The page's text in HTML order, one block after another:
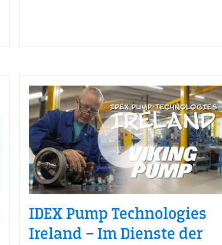
IDEX Pump Technologies
Ireland – Im Dienste der